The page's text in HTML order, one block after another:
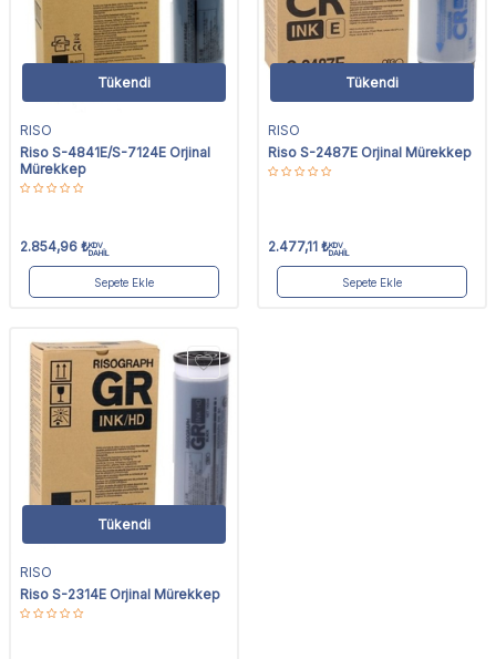
Tükendi
RISO
Riso S-4841E/S-7124E Orjinal
Mürekkep
2.854,96 ₺KDV
DAHİL
Sepete Ekle
Tükendi
RISO
Riso S-2487E Orjinal Mürekkep
2.477,11 ₺KDV
DAHİL
Sepete Ekle
Tükendi
RISO
Riso S-2314E Orjinal Mürekkep